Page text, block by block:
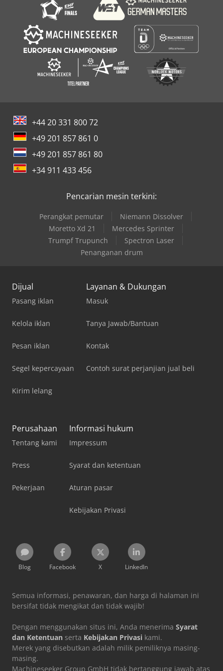
accessories: CO2 laser machines, laser cutting machines
for metal, metal laser cutters, fiber metal lasers, fiber laser
engraving machines, CNC metal milling machines, wood
milling machines, CNC routers, laser engravers, laser
cutting machines for plywood, laser marking machines,
lenses, chillers, machine cooling systems, S&A chillers, IPG
Laser, MAX Photonics, Raycus, compressors, rotary
attachments, and mirrors for laser machines.
+44 20 331 800 72
+49 201 857 861 0
+49 201 857 861 80
+34 911 433 456
Pencarian mesin terkini:
Perangkat pemutar
Niemann Dissolver
Moretto Xd 21
Mercedes Sprinter
Trumpf Trupunch
Spectron Laser
Penanganan drum
Dijual
Pasang iklan
Kelola iklan
Pesan iklan
Segel kepercayaan
Kirim lelang
Layanan & Dukungan
Masuk
Tanya Jawab/Bantuan
Kontak
Contoh surat perjanjian jual beli
Perusahaan
Tentang kami
Press
Pekerjaan
Informasi hukum
Impressum
Syarat dan ketentuan
Aturan pasar
Kebijakan Privasi
Blog Facebook X LinkedIn
Semua informasi, penawaran, dan harga di halaman ini
bersifat tidak mengikat dan tidak wajib!
Dengan menggunakan situs ini, Anda menerima Syarat
dan Ketentuan serta Kebijakan Privasi kami.
Merek yang disebutkan adalah milik pemiliknya masing-
masing.
Machineseeker Group GmbH tidak bertanggung jawab atas